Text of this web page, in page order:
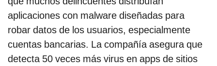
aplicaciones con malware diseñadas para
robar datos de los usuarios, especialmente
cuentas bancarias. La compañía asegura que
detecta 50 veces más virus en apps de sitios